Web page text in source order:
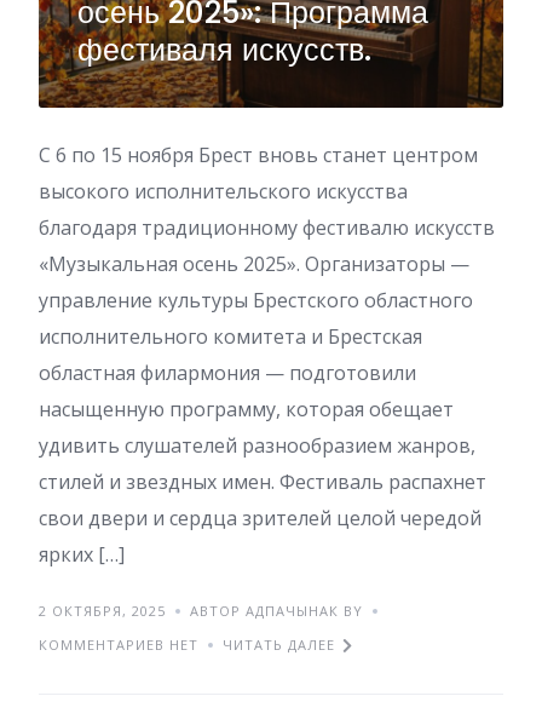
осень 2025»: Программа
фестиваля искусств.
С 6 по 15 ноября Брест вновь станет центром
высокого исполнительского искусства
благодаря традиционному фестивалю искусств
«Музыкальная осень 2025». Организаторы —
управление культуры Брестского областного
исполнительного комитета и Брестская
областная филармония — подготовили
насыщенную программу, которая обещает
удивить слушателей разнообразием жанров,
стилей и звездных имен. Фестиваль распахнет
свои двери и сердца зрителей целой чередой
ярких […]
2 ОКТЯБРЯ, 2025
АВТОР АДПАЧЫНАК BY
КОММЕНТАРИЕВ НЕТ
ЧИТАТЬ ДАЛЕЕ